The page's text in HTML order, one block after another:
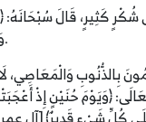
وَشُكْرُهَا مِنْ أَعْظَمِ أَسْبَابِ دَوَامِهَا.
بِالذُّنُوبِ
عَزَّ وَجَلَّ: ﴿فَإِنْ تَوَلَّوْا فَاعْلَمْ أَنَّمَا يُرِيدُ اللَّهُ أَنْ يُصِيبَهُمْ